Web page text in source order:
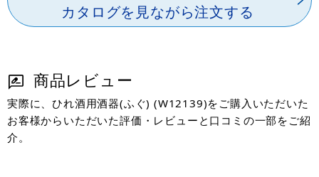
カタログを見ながら注文する
商品レビュー
実際に、ひれ酒用酒器(ふぐ) (W12139)をご購入いただいた
お客様からいただいた評価・レビューと口コミの一部をご紹
介。